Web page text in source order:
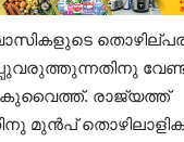
കുവൈത്ത്. രാജ്യത്ത്
മുൻപ്